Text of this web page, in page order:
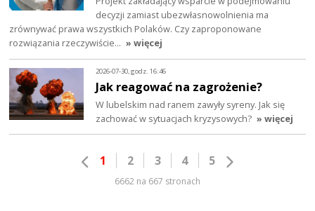
decyzji zamiast ubezwłasnowolnienia ma
zrównywać prawa wszystkich Polaków. Czy zaproponowane
rozwiązania rzeczywiście… » więcej
2026-07-30, godz. 16:46
Jak reagować na zagrożenie?
W lubelskim nad ranem zawyły syreny. Jak się
zachować w sytuacjach kryzysowych? » więcej
1 2 3 4 5
6662 na 667 stronach